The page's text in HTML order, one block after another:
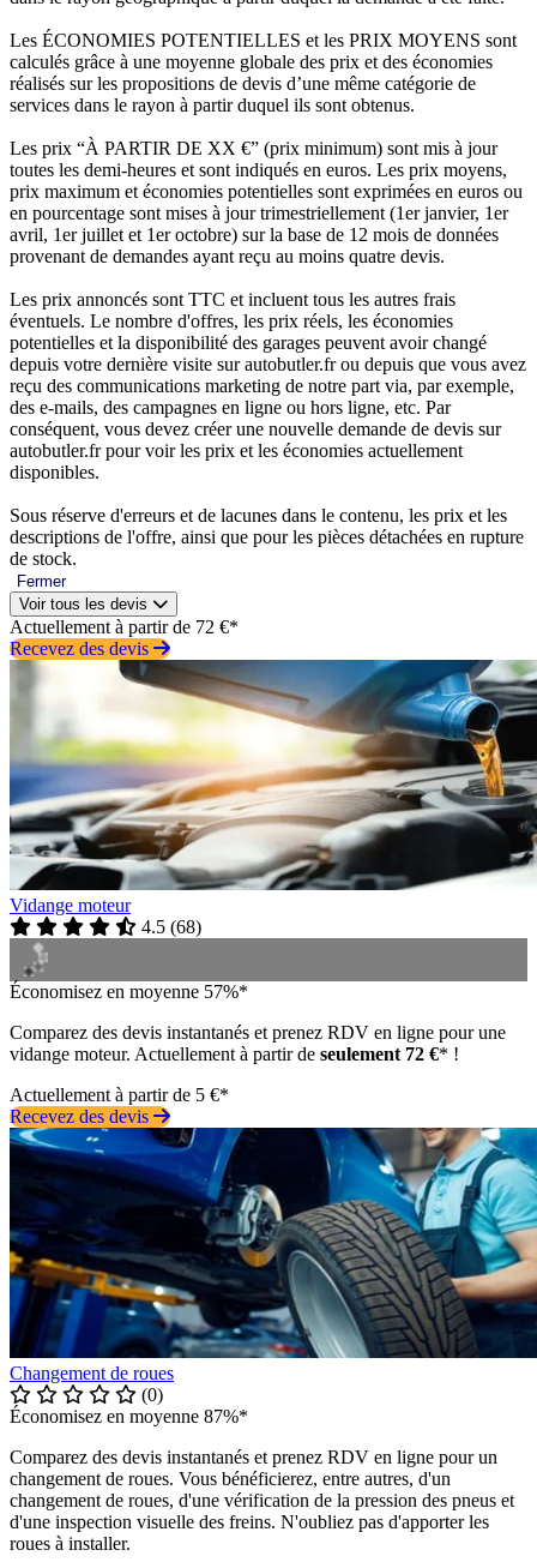
Les ÉCONOMIES POTENTIELLES et les PRIX MOYENS sont
calculés grâce à une moyenne globale des prix et des économies
réalisés sur les propositions de devis d’une même catégorie de
services dans le rayon à partir duquel ils sont obtenus.
Les prix “À PARTIR DE XX €” (prix minimum) sont mis à jour
toutes les demi-heures et sont indiqués en euros. Les prix moyens,
prix maximum et économies potentielles sont exprimées en euros ou
en pourcentage sont mises à jour trimestriellement (1er janvier, 1er
avril, 1er juillet et 1er octobre) sur la base de 12 mois de données
provenant de demandes ayant reçu au moins quatre devis.
Les prix annoncés sont TTC et incluent tous les autres frais
éventuels. Le nombre d'offres, les prix réels, les économies
potentielles et la disponibilité des garages peuvent avoir changé
depuis votre dernière visite sur autobutler.fr ou depuis que vous avez
reçu des communications marketing de notre part via, par exemple,
des e-mails, des campagnes en ligne ou hors ligne, etc. Par
conséquent, vous devez créer une nouvelle demande de devis sur
autobutler.fr pour voir les prix et les économies actuellement
disponibles.
Sous réserve d'erreurs et de lacunes dans le contenu, les prix et les
descriptions de l'offre, ainsi que pour les pièces détachées en rupture
de stock.
Fermer
Voir tous les devis
Actuellement à partir de 72 €*
Recevez des devis
Vidange moteur
4.5 (68)
Économisez en moyenne 57%*
Comparez des devis instantanés et prenez RDV en ligne pour une
vidange moteur. Actuellement à partir de seulement 72 €* !
Actuellement à partir de 5 €*
Recevez des devis
Changement de roues
(0)
Économisez en moyenne 87%*
Comparez des devis instantanés et prenez RDV en ligne pour un
changement de roues. Vous bénéficierez, entre autres, d'un
changement de roues, d'une vérification de la pression des pneus et
d'une inspection visuelle des freins. N'oubliez pas d'apporter les
roues à installer.